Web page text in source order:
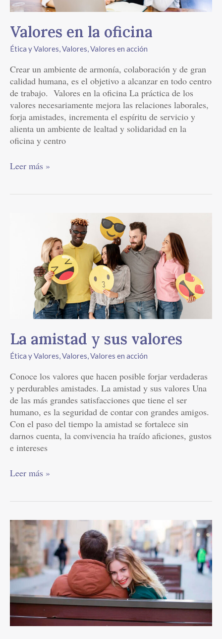
Valores en la oficina
Ética y Valores,Valores,Valores en acción
Crear un ambiente de armonía, colaboración y de gran
calidad humana, es el objetivo a alcanzar en todo centro
de trabajo. Valores en la oficina La práctica de los
valores necesariamente mejora las relaciones laborales,
forja amistades, incrementa el espíritu de servicio y
alienta un ambiente de lealtad y solidaridad en la
oficina y centro
Leer más »
La amistad y sus valores
Ética y Valores,Valores,Valores en acción
Conoce los valores que hacen posible forjar verdaderas
y perdurables amistades. La amistad y sus valores Una
de las más grandes satisfacciones que tiene el ser
humano, es la seguridad de contar con grandes amigos.
Con el paso del tiempo la amistad se fortalece sin
darnos cuenta, la convivencia ha traído aficiones, gustos
e intereses
valores
Leer más »
Valores
en
el
noviazgo